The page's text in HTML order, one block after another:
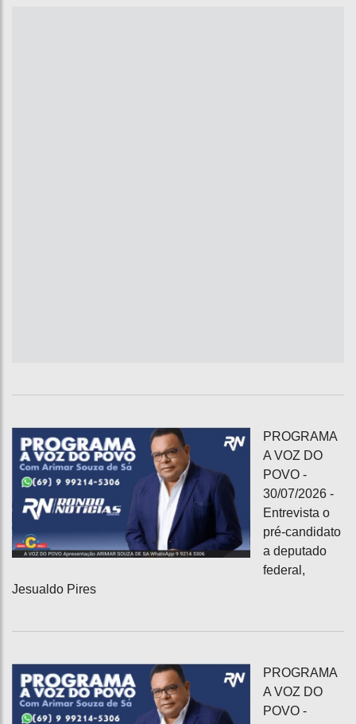
PROGRAMA
A VOZ DO
POVO -
30/07/2026 -
Entrevista o
pré-candidato
a deputado
federal,
Jesualdo Pires
PROGRAMA
A VOZ DO
POVO -